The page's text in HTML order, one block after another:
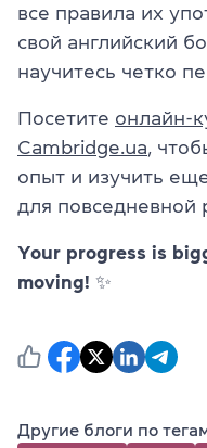
все правила их
свой английский
научитесь четко
Посетите онлайн-
Cambridge.ua ,
опыт и изучить
для повседневной
Your progress is
moving! ✨
Другие блоги по